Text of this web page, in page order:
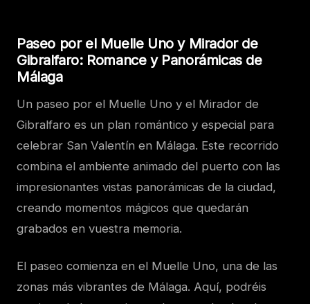
Paseo por el Muelle Uno y Mirador de
Gibralfaro: Romance y Panorámicas de
Málaga
Un paseo por el Muelle Uno y el Mirador de
Gibralfaro es un plan romántico y especial para
celebrar San Valentín en Málaga. Este recorrido
combina el ambiente animado del puerto con las
impresionantes vistas panorámicas de la ciudad,
creando momentos mágicos que quedarán
grabados en vuestra memoria.
El paseo comienza en el Muelle Uno, una de las
zonas más vibrantes de Málaga. Aquí, podréis